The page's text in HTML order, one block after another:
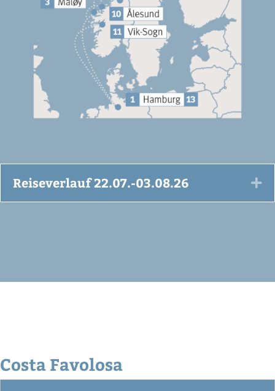
Reiseverlauf 22.07.-03.08.26
Costa Favolosa